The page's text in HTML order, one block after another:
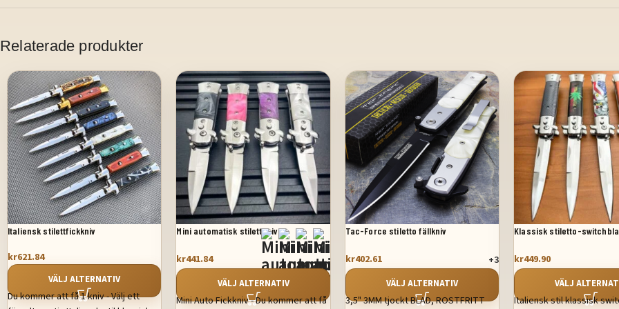
Relaterade produkter
Italiensk stilettfickkniv
kr621.84
VÄLJ ALTERNATIV
Du kommer att få 1 kniv - Välj ett
Mini automatisk stilettkniv
kr441.84
VÄLJ ALTERNATIV
Mini Auto Fickkniv - Du kommer att få
Tac-Force stiletto fällkniv
kr402.61 +3
VÄLJ ALTERNATIV
3,5" 3MM tjockt BLAD, ROSTFRITT
Klassisk stiletto-
kr449.90
VÄLJ
Italiensk stil klassisk